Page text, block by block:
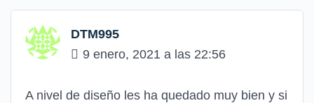
DTM995
9 enero, 2021 a las 22:56
A nivel de diseño les ha quedado muy bien y si